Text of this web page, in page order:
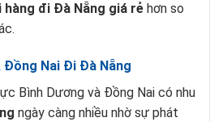
hàng đi Đà Nẵng giá rẻhơn so
Đồng Nai Đi Đà Nẵng
Bình Dương và Đồng Nai có nhu
ngày càng nhiều nhờ sự phát